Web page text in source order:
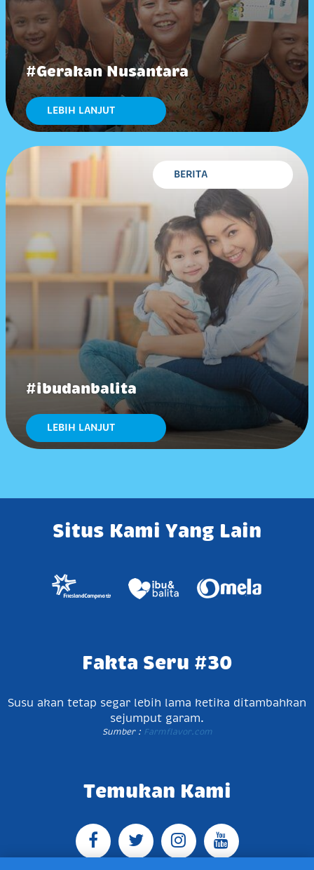
#Gerakan Nusantara
LEBIH LANJUT
#ibudanbalita
LEBIH LANJUT
BERITA
Situs Kami Yang Lain
Fakta Seru #30
Susu akan tetap segar lebih lama ketika ditambahkan
sejumput garam.
Sumber :Farmflavor.com
Temukan Kami